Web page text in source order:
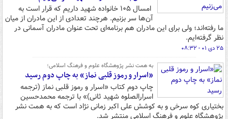
امسال ۱۰۵ خانواده شهید داریم که قرار است به
آن‌ها سر بزنیم. هرچند تعدادی از این مادران از میان
ما رفته‌اند؛ ولی برای این مادران هم برنامه‌ای تحت عنوان مادران آسمانی در
نظر گرفته‌ایم.
۲۵ دی ۰۱ - ۰۸:۳۲
به همت نشر پژوهشگاه علوم و فرهنگ اسلامی؛
«اسرار و رموز قلبی نماز» به چاپ دوم رسید
چاپ دوم کتاب «اسرار و رموز قلبی نماز (ترجمه
اسرارالصلوه شهید ثانی)» با ترجمه محمدحسین
بختیاری کوه سرخی و به کوشش علی اکبر زمانی نژاد است که به همت نشر
پژوهشگاه علوم و فرهنگ اسلامی منتشر شد.